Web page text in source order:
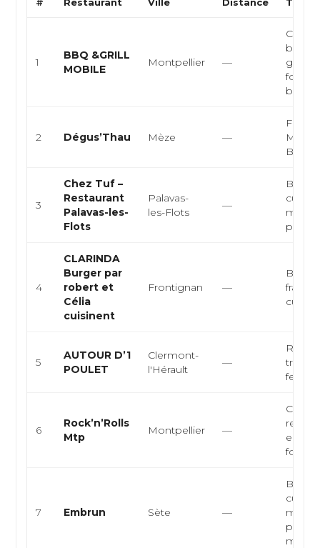
1
BBQ &GRILL
MOBILE
Montpellier —
food,
bœuf,
2 Dégus’Thau Mèze —
Fruits
Bar à
3
Chez Tuf –
Restaurant
Palavas-les-
Flots
Palavas-
les-Flots
—
Bistrot
cuisine
4
CLARINDA
Burger par
robert et
Célia
cuisinent
Frontignan —
5
AUTOUR D’1
POULET
Clermont-
l'Hérault
—
6
Rock’n’Rolls
Mtp
Montpellier —
food
7 Embrun Sète —
cuisine
me...